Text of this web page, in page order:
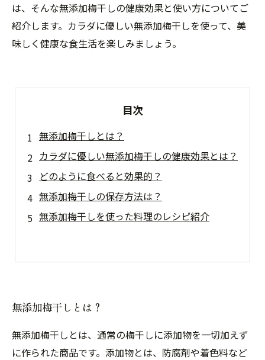
は、そんな無添加梅干しの健康効果と使い方についてご
紹介します。カラダに優しい無添加梅干しを使って、美
味しく健康な食生活を楽しみましょう。
目次
無添加梅干しとは？
カラダに優しい無添加梅干しの健康効果とは？
どのように食べると効果的？
無添加梅干しの保存方法は？
無添加梅干しを使った料理のレシピ紹介
無添加梅干しとは？
無添加梅干しとは、通常の梅干しに添加物を一切加えず
に作られた商品です。添加物とは、防腐剤や着色料など